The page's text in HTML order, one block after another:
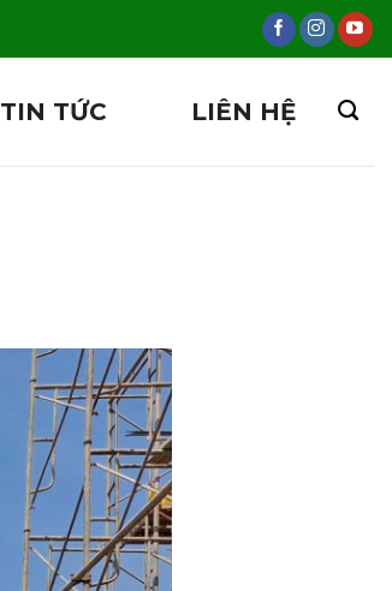
TIN TỨC LIÊN HỆ